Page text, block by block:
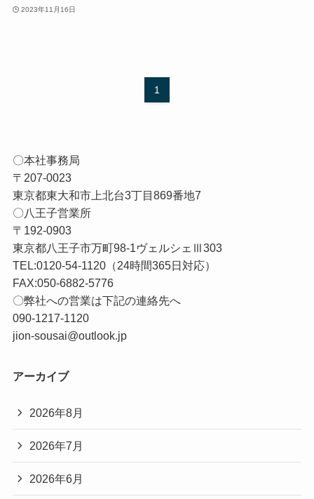
2023年11月16日
1
〇本社事務局
〒207-0023
東京都東大和市上北台3丁目869番地7
〇八王子営業所
〒192-0903
東京都八王子市万町98-1ヴェルシェⅢ303
TEL:0120-54-1120（24時間365日対応）
FAX:050-6882-5776
〇弊社への営業は下記の連絡先へ
090-1217-1120
jion-sousai@outlook.jp
アーカイブ
2026年8月
2026年7月
2026年6月